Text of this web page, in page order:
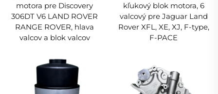
motora pre Discovery
306DT V6 LAND ROVER
RANGE ROVER, hlava
valcov a blok valcov
kľukový blok motora, 6
valcový pre Jaguar Land
Rover XFL, XE, XJ, F-type,
F-PACE